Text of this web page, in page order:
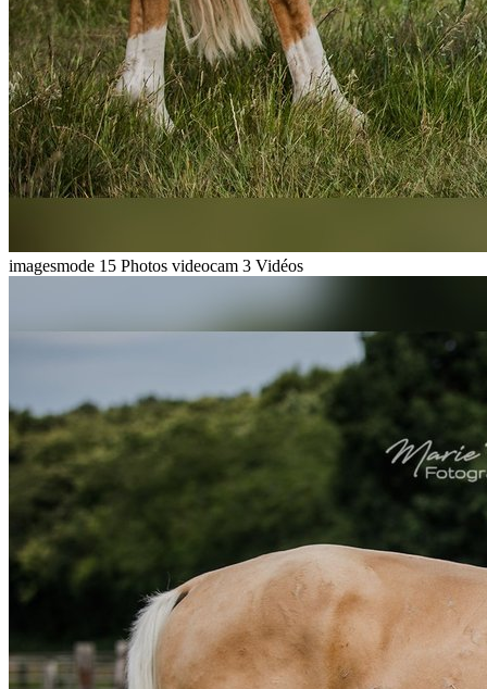
imagesmode 15 Photos videocam 3 Vidéos